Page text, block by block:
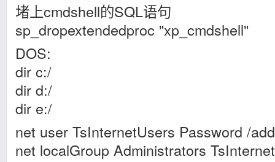
堵上cmdshell的SQL语句
sp_dropextendedproc "xp_cmdshell"
DOS:
dir c:/
dir d:/
dir e:/
net user TsInternetUsers Password /add
net localGroup Administrators